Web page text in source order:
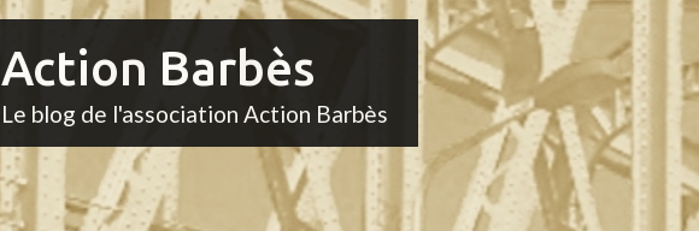
Action Barbès
Le blog de l'association Action Barbès